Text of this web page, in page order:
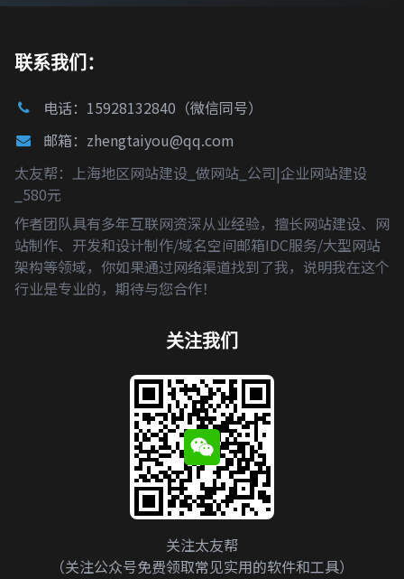
联系我们：
电话：15928132840（微信同号）
邮箱：zhengtaiyou@qq.com
太友帮：上海地区网站建设_做网站_公司|企业网站建设
_580元
作者团队具有多年互联网资深从业经验，擅长网站建设、网
站制作、开发和设计制作/域名空间邮箱IDC服务/大型网站
架构等领域，你如果通过网络渠道找到了我，说明我在这个
行业是专业的，期待与您合作！
关注我们
关注太友帮
（关注公众号免费领取常见实用的软件和工具）